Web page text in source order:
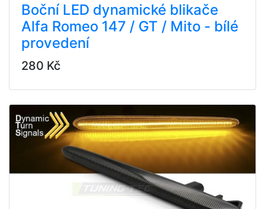
Boční LED dynamické blikače
Alfa Romeo 147 / GT / Mito - bílé
provedení
280 Kč